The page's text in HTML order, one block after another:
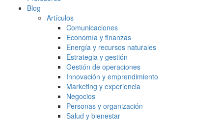
Blog
Artículos
Comunicaciones
Economía y finanzas
Energía y recursos naturales
Estrategia y gestión
Gestión de operaciones
Innovación y emprendimiento
Marketing y experiencia
Negocios
Personas y organización
Salud y bienestar